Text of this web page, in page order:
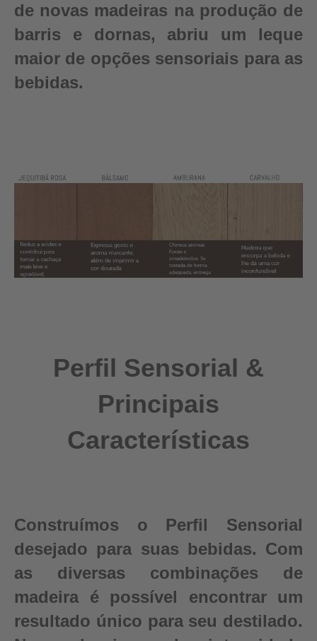
de novas madeiras na produção de
barris e dornas, abriu um leque
maior de opções sensoriais para as
bebidas.
Perfil Sensorial &
Principais
Características
Construímos o Perfil Sensorial
desejado para suas bebidas. Com
as diversas combinações de
madeira é possível encontrar um
resultado único para seu destilado.